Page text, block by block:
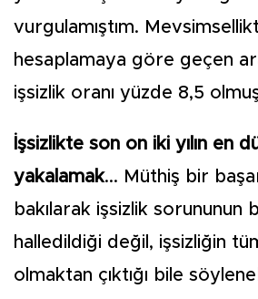
vurgulamıştım.
hesaplamaya göre geçen
işsizlik oranı yüzde 8,5
İşsizlikte son on iki yılın en
yakalamak... Müthiş bir
bakılarak işsizlik sorununun
halledildiği değil, işsizliğin
olmaktan çıktığı bile